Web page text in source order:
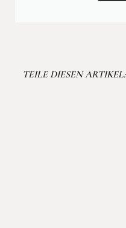
TEILE DIESEN ARTIKEL: